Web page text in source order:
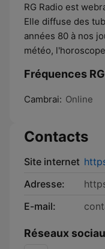
RG Radio est
Elle diffuse des
années 80 à nos
météo,
Fréquences
Cambrai: Online
Contacts
Site internet
Adresse:
E-mail:
Réseaux